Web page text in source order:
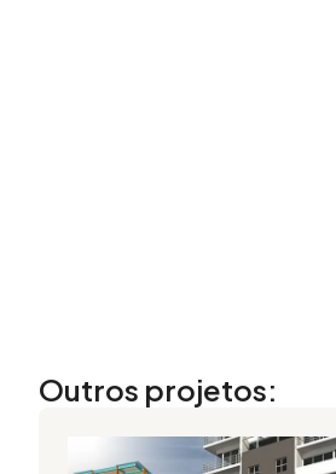
Outros projetos: